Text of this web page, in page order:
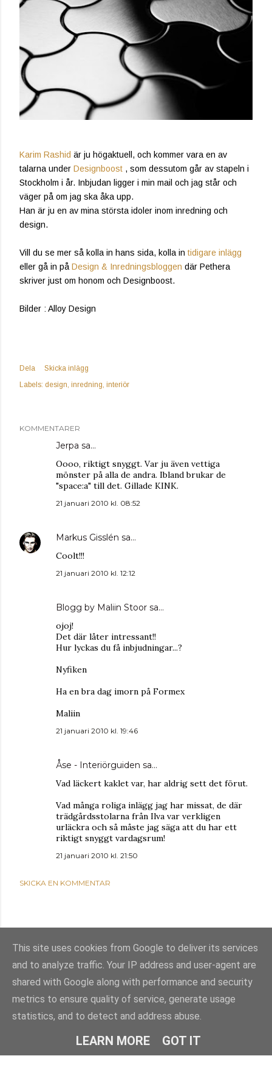
Karim Rashid är ju högaktuell, och kommer vara en av
talarna under Designboost , som dessutom går av stapeln i
Stockholm i år. Inbjudan ligger i min mail och jag står och
väger på om jag ska åka upp.
Han är ju en av mina största idoler inom inredning och
design.
Vill du se mer så kolla in hans sida, kolla in tidigare inlägg
eller gå in påDesign & Inredningsbloggen där Pethera
skriver just om honom och Designboost.
Bilder : Alloy Design
Dela
Skicka inlägg
Labels: design inredning interiör
KOMMENTARER
Jerpa sa…
Oooo, riktigt snyggt. Var ju även vettiga
mönster på alla de andra. Ibland brukar de
"space:a" till det. Gillade KINK.
21 januari 2010 kl. 08:52
Markus Gisslén sa…
Coolt!!!
21 januari 2010 kl. 12:12
Blogg by Maliin Stoor sa…
ojoj!
Det där låter intressant!!
Hur lyckas du få inbjudningar...?
Nyfiken
Ha en bra dag imorn på Formex
Maliin
21 januari 2010 kl. 19:46
Åse - Interiörguiden sa…
Vad läckert kaklet var, har aldrig sett det förut.
Vad många roliga inlägg jag har missat, de där
trädgårdsstolarna från Ilva var verkligen
urläckra och så måste jag säga att du har ett
riktigt snyggt vardagsrum!
21 januari 2010 kl. 21:50
SKICKA EN KOMMENTAR
Använder Blogger
This site uses cookies from Google to deliver its services
and to analyze traffic. Your IP address and user-agent are
shared with Google along with performance and security
metrics to ensure quality of service, generate usage
statistics, and to detect and address abuse.
LEARN MORE GOT IT